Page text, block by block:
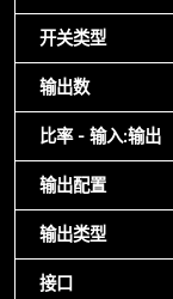
开关类型
输出数
比率 - 输入:输出
输出配置
输出类型
接口